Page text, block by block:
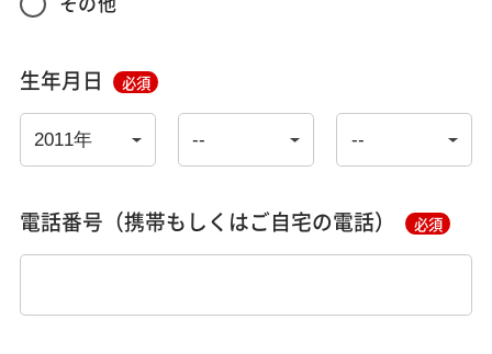
生年月日 必須
電話番号（携帯もしくはご自宅の電話） 必須